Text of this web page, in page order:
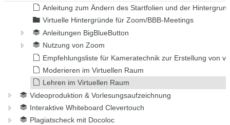
Anleitung zum Ändern des Startfolien und der
Virtuelle Hintergründe für Zoom/BBB-Meetings
Anleitungen BigBlueButton
Nutzung von Zoom
Empfehlungsliste für Kameratechnik zur Erstellung von
Moderieren im Virtuellen Raum
Lehren im Virtuellen Raum
Videoproduktion & Vorlesungsaufzeichnung
Interaktive Whiteboard Clevertouch
Plagiatscheck mit Docoloc